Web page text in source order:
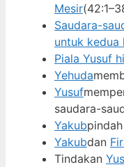
Mesir
Saudara-
untuk kedua
Piala Yusuf
Yehuda
Yusuf
saudara-
Yakub
Yakubdan
Tindakan